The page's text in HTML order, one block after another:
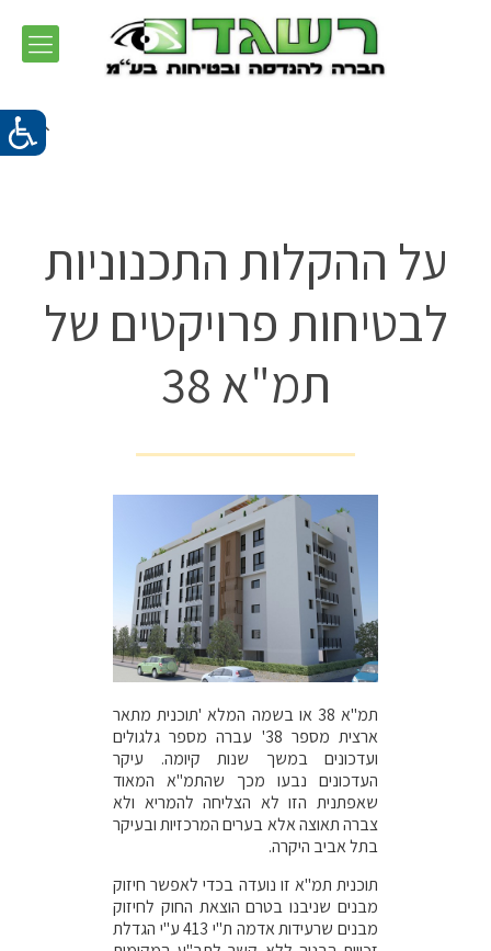
על ההקלות התכנוניות
לבטיחות פרויקטים של
תמ"א 38
תמ"א 38 או בשמה המלא 'תוכנית מתאר
ארצית מספר 38' עברה מספר גלגולים
ועדכונים במשך שנות קיומה. עיקר
העדכונים נבעו מכך שהתמ"א המאוד
שאפתנית הזו לא הצליחה להמריא ולא
צברה תאוצה אלא בערים המרכזיות ובעיקר
בתל אביב היקרה.
תוכנית תמ"א זו נועדה בכדי לאפשר חיזוק
מבנים שניבנו בטרם הוצאת החוק לחיזוק
מבנים שרעידות אדמה ת"י 413 ע"י הגדלת